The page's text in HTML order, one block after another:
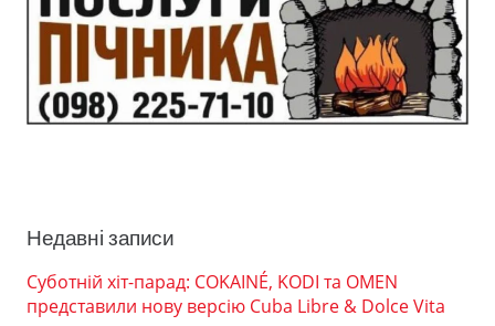
Недавні записи
Суботній хіт-парад: COKAINÉ, KODI та OMEN
представили нову версію Cuba Libre & Dolce Vita